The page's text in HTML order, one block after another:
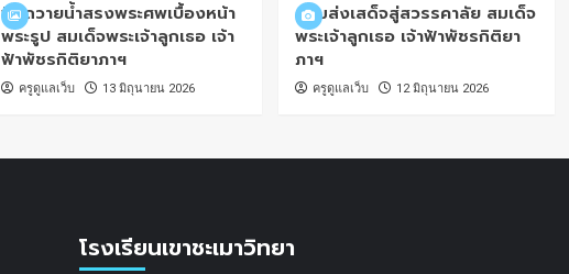
พิธีถวายน้ำสรงพระศพเบื้องหน้า
พระรูป สมเด็จพระเจ้าลูกเธอ เจ้า
ฟ้าพัชรกิติยาภาฯ
ครูดูแลเว็บ 13 มิถุนายน 2026
น้อมส่งเสด็จสู่สวรรคาลัย สมเด็จ
พระเจ้าลูกเธอ เจ้าฟ้าพัชรกิติยา
ภาฯ
ครูดูแลเว็บ 12 มิถุนายน 2026
โรงเรียนเขาชะเมาวิทยา